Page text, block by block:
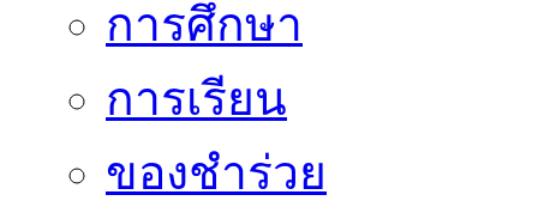
การศึกษา
การเรียน
ของชำร่วย